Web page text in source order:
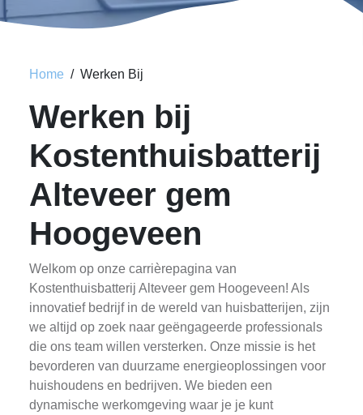
Home Werken Bij
Werken bij
Kostenthuisbatterij
Alteveer gem
Hoogeveen
Welkom op onze carrièrepagina van
Kostenthuisbatterij Alteveer gem Hoogeveen! Als
innovatief bedrijf in de wereld van huisbatterijen, zijn
we altijd op zoek naar geëngageerde professionals
die ons team willen versterken. Onze missie is het
bevorderen van duurzame energieoplossingen voor
huishoudens en bedrijven. We bieden een
dynamische werkomgeving waar je je kunt